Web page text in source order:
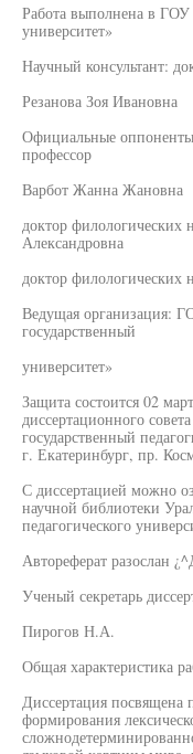
Работа выполнена в
университет»
Научный консультант:
Резанова Зоя Ивановна
Официальные
профессор
Варбот Жанна Жановна
доктор филологических
Александровна
доктор филологических
Ведущая организация:
государственный
университет»
Защита состоится 02
диссертационного
государственный
г. Екатеринбург, пр.
С диссертацией можно
научной библиотеки
педагогического
Автореферат разослан
Ученый секретарь
Пирогов Н.А.
Общая характеристика
Диссертация посвящена
формирования